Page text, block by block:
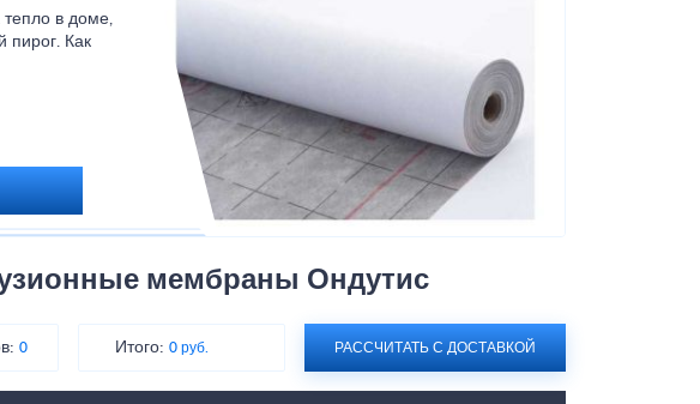
в доме,
пирог. Как
мембран,
шумо и
следить,
нарушения
мембраны Ондутис
0 Итого:0 руб. РАССЧИТАТЬ С ДОСТАВКОЙ